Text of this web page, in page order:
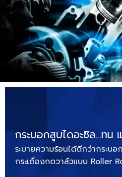
กระบอกสูบไดอะซิล…ทน
ระบายความร้อนได้ดีกว่ากระบ
กระเดื่องกดวาล์วแบบ Roller